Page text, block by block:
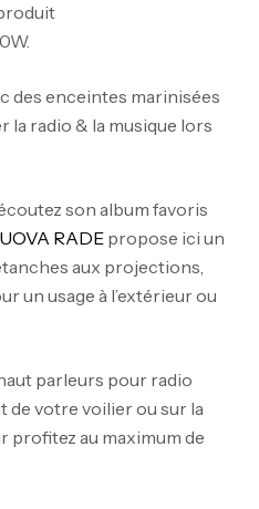
des enceintes marinisées
la radio & la musique lors
son album favoris
RADE propose ici un
aux projections,
un usage à l’extérieur ou
parleurs pour radio
votre voilier ou sur la
profitez au maximum de